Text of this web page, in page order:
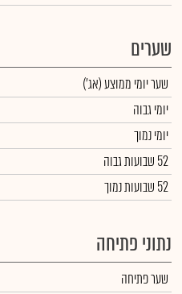
שערים
שער יומי ממוצע(אג')
יומי גבוה
יומי נמוך
52 שבועות גבוה
52 שבועות נמוך
נתוני פתיחה
שער פתיחה